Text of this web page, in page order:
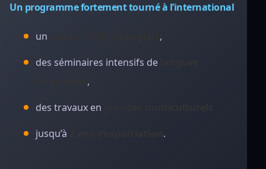
Un programme fortement tourné à l’international
un
,
des séminaires intensifs de
,
des travaux en
jusqu’à
.